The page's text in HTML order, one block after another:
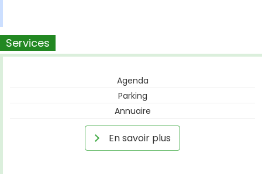
Services
Agenda
Parking
Annuaire
En savoir plus